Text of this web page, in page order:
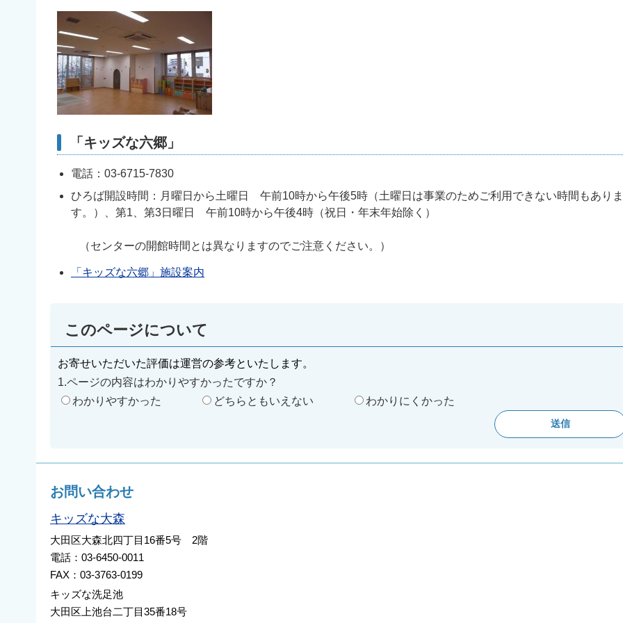
「キッズな六郷」
電話：03-6715-7830
ひろば開設時間：月曜日から土曜日 午前10時から午後5時（土曜日は事業のためご利用できない時間もありま
す。）、第1、第3日曜日 午前10時から午後4時（祝日・年末年始除く）
（センターの開館時間とは異なりますのでご注意ください。）
「キッズな六郷」施設案内
このページについて
お寄せいただいた評価は運営の参考といたします。
1.ページの内容はわかりやすかったですか？
わかりやすかった
どちらともいえない わかりにくかった
お問い合わせ
キッズな大森
大田区大森北四丁目16番5号 2階
電話：03-6450-0011
FAX：03-3763-0199
キッズな洗足池
大田区上池台二丁目35番18号